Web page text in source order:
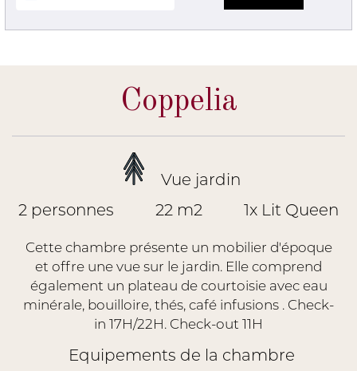
Coppelia
Vue jardin
2 personnes
22 m2 1x Lit Queen
Cette chambre présente un mobilier d'époque
et offre une vue sur le jardin. Elle comprend
également un plateau de courtoisie avec eau
minérale, bouilloire, thés, café infusions . Check-
in 17H/22H. Check-out 11H
Equipements de la chambre